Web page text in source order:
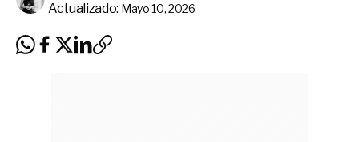
Actualizado: Mayo 10, 2026